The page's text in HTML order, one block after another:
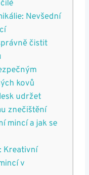
Nevšední
čistit
kovů
udržet
znečištění
mincí⁤ a jak se
Kreativní
v